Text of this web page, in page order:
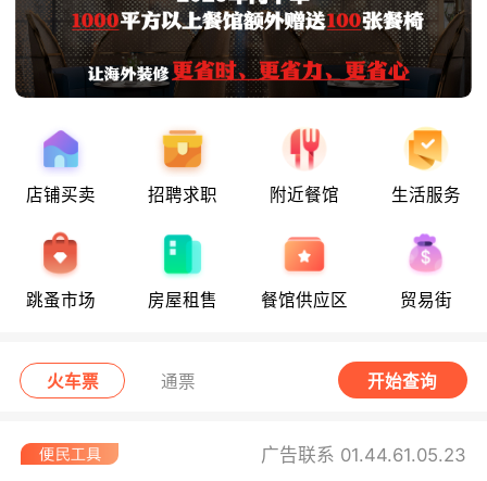
店铺买卖 招聘求职 附近餐馆 生活服务
跳蚤市场 房屋租售 餐馆供应区 贸易街
火车票 通票 开始查询
广告联系 01.44.61.05.23